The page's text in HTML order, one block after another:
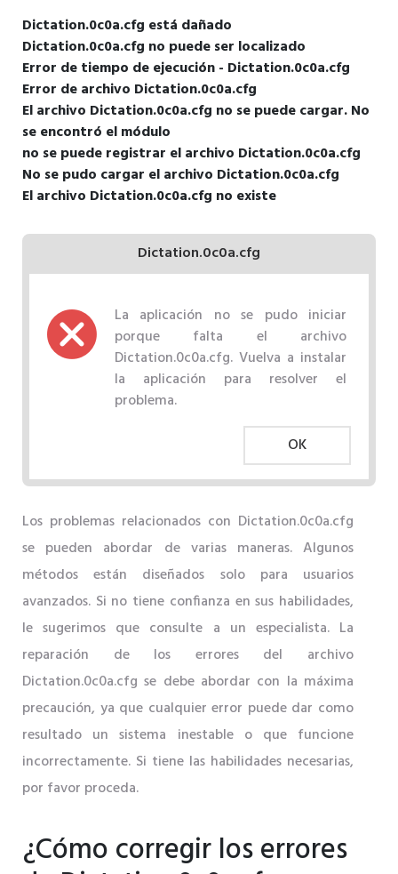
Dictation.0c0a.cfg está dañado
Dictation.0c0a.cfg no puede ser localizado
Error de tiempo de ejecución - Dictation.0c0a.cfg
Error de archivo Dictation.0c0a.cfg
El archivo Dictation.0c0a.cfg no se puede cargar. No
se encontró el módulo
no se puede registrar el archivo Dictation.0c0a.cfg
No se pudo cargar el archivo Dictation.0c0a.cfg
El archivo Dictation.0c0a.cfg no existe
Dictation.0c0a.cfg
La aplicación no se pudo iniciar
porque falta el archivo
Dictation.0c0a.cfg. Vuelva a instalar
la aplicación para resolver el
problema.
OK
Los problemas relacionados con Dictation.0c0a.cfg
se pueden abordar de varias maneras. Algunos
métodos están diseñados solo para usuarios
avanzados. Si no tiene confianza en sus habilidades,
le sugerimos que consulte a un especialista. La
reparación de los errores del archivo
Dictation.0c0a.cfg se debe abordar con la máxima
precaución, ya que cualquier error puede dar como
resultado un sistema inestable o que funcione
incorrectamente. Si tiene las habilidades necesarias,
por favor proceda.
¿Cómo corregir los errores